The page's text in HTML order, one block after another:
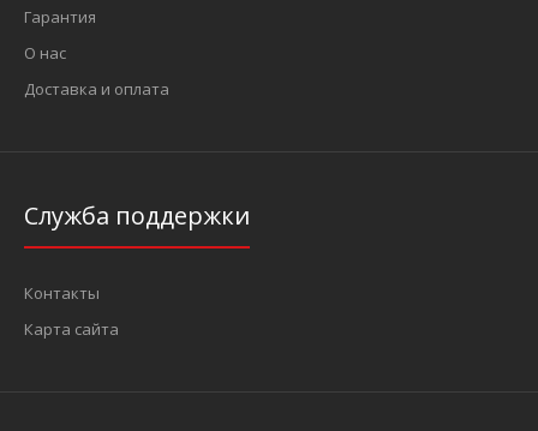
Гарантия
О нас
Доставка и оплата
Служба поддержки
Контакты
Карта сайта